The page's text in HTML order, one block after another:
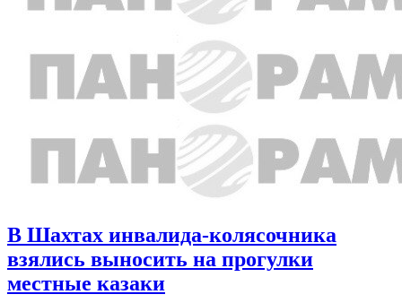
В Шахтах инвалида-колясочника
взялись выносить на прогулки
местные казаки